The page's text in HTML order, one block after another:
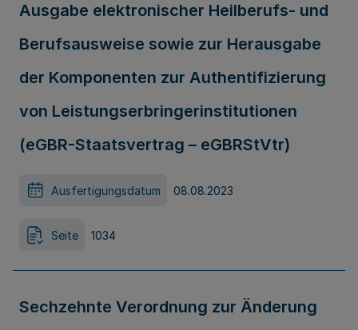
Ausgabe elektronischer Heilberufs- und
Berufsausweise sowie zur Herausgabe
der Komponenten zur Authentifizierung
von Leistungserbringerinstitutionen
(eGBR-Staatsvertrag – eGBRStVtr)
Ausfertigungsdatum 08.08.2023
Seite 1034
Sechzehnte Verordnung zur Änderung